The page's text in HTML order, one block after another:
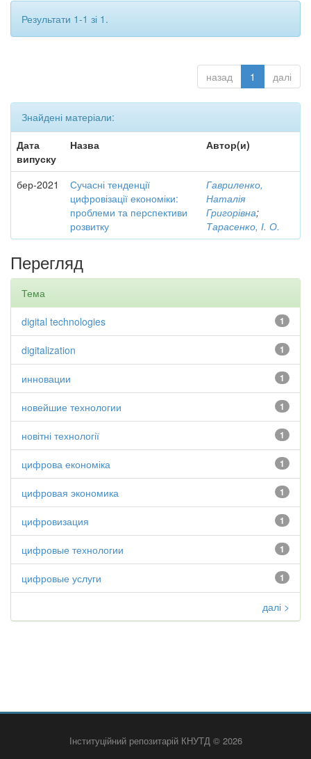
Результати 1-1 зі 1.
назад 1 далі
Знайдені матеріали:
Дата
випуску
Назва Автор(и)
бер-2021
Сучасні тенденції
цифровізації економіки:
проблеми та перспективи
розвитку
Гавриленко,
Наталія
Григорівна;
Тарасенко, І. О.
Перегляд
Тема
1
digital technologies
1
digitalization
1
инновации
1
новейшие технологии
1
новітні технології
1
цифрова економіка
1
цифровая экономика
1
цифровизация
1
цифровые технологии
1
цифровые услуги
далі >
Інституційний репозитарій КНУТД © 2026